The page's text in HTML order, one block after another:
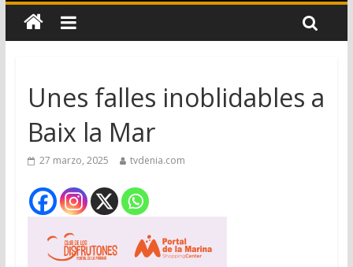
Unes falles inoblidables a
Baix la Mar
27 marzo, 2025 tvdenia.com